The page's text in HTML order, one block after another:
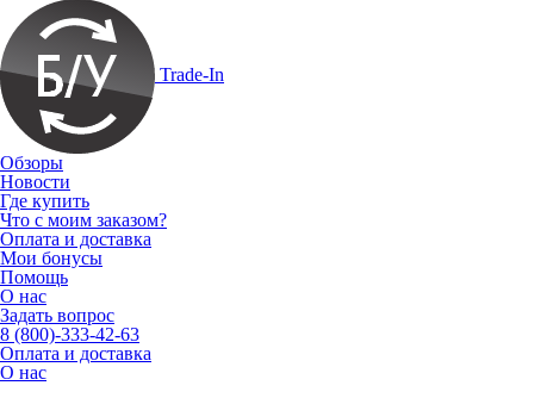
Trade-In
Обзоры
Новости
Где купить
Что с моим заказом?
Оплата и доставка
Мои бонусы
Помощь
О нас
Задать вопрос
8 (800)-333-42-63
Оплата и доставка
О нас